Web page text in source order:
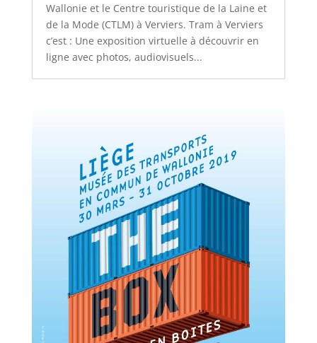
Wallonie et le Centre touristique de la Laine et
de la Mode (CTLM) à Verviers. Tram à Verviers
c’est : Une exposition virtuelle à découvrir en
ligne avec photos, audiovisuels...